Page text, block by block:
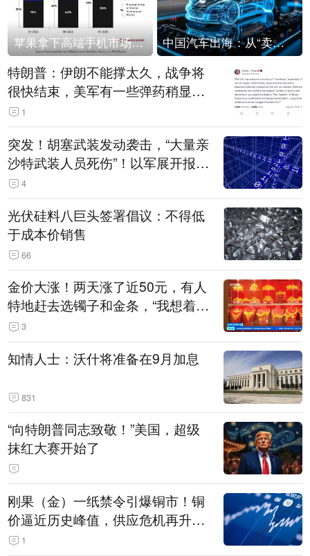
苹果拿下高端手机市场65%的份额：iPhone 17系列功不可没 中国汽车出海：从“卖出去”到“走进去”
特朗普：伊朗不能撑太久，战争将
很快结束，美军有一些弹药稍显紧
张！伊朗公布拟议的海峡管理文本
1
突发！胡塞武装发动袭击，“大量亲
沙特武装人员死伤”！以军展开报复
性空袭
4
光伏硅料八巨头签署倡议：不得低
于成本价销售
66
金价大涨！两天涨了近50元，有人
特地赶去选镯子和金条，“我想着买
起来可以保值，小批量进一些货”
3
知情人士：沃什将准备在9月加息
831
“向特朗普同志致敬！”美国，超级
抹红大赛开始了
刚果（金）一纸禁令引爆铜市！铜
价逼近历史峰值，供应危机再升
级？1